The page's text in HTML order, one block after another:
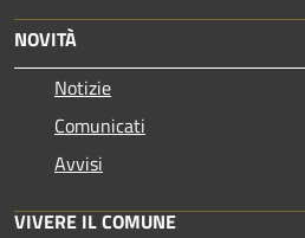
NOVITÀ
Notizie
Comunicati
Avvisi
VIVERE IL COMUNE